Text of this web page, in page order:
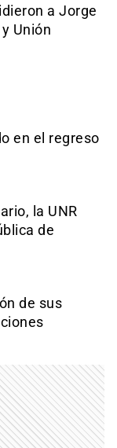
a Jorge
Unión
en el regreso
la UNR
de
de sus